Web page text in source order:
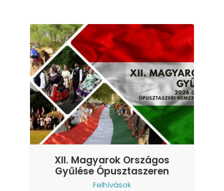
XII. Magyarok Országos
Gyűlése Ópusztaszeren
Felhívások